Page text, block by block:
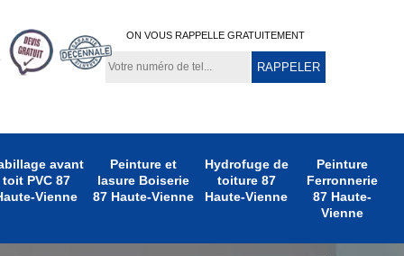
ON VOUS RAPPELLE GRATUITEMENT
avant
toit PVC 87
Vienne
Peinture et
lasure Boiserie
87 Haute-Vienne
Hydrofuge de
toiture 87
Haute-Vienne
Peinture
Ferronnerie
87 Haute-
Vienne